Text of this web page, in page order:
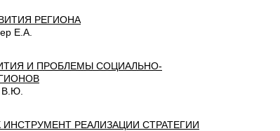
РЕГИОНА
Е.А.
И ПРОБЛЕМЫ СОЦИАЛЬНО-
В.Ю.
РЕАЛИЗАЦИИ СТРАТЕГИИ